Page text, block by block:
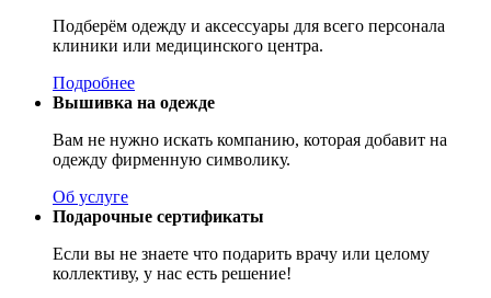
Подберём одежду и аксессуары для всего персонала
клиники или медицинского центра.
Подробнее
Вышивка на одежде
Вам не нужно искать компанию, которая добавит на
одежду фирменную символику.
Об услуге
Подарочные сертификаты
Если вы не знаете что подарить врачу или целому
коллективу, у нас есть решение!